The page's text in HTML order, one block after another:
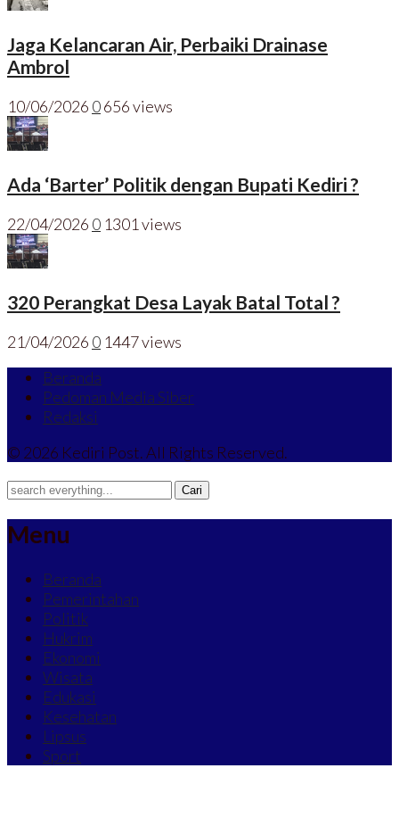
Jaga Kelancaran Air, Perbaiki Drainase
Ambrol
10/06/2026 0656 views
Ada ‘Barter’ Politik dengan Bupati Kediri ?
22/04/2026 0 1301 views
320 Perangkat Desa Layak Batal Total ?
21/04/2026 0 1447 views
Beranda
Pedoman Media Siber
Redaksi
© 2026 Kediri Post. All Rights Reserved.
Menu
Beranda
Pemerintahan
Politik
Hukrim
Ekonomi
Wisata
Edukasi
Kesehatan
Lipsus
Sport